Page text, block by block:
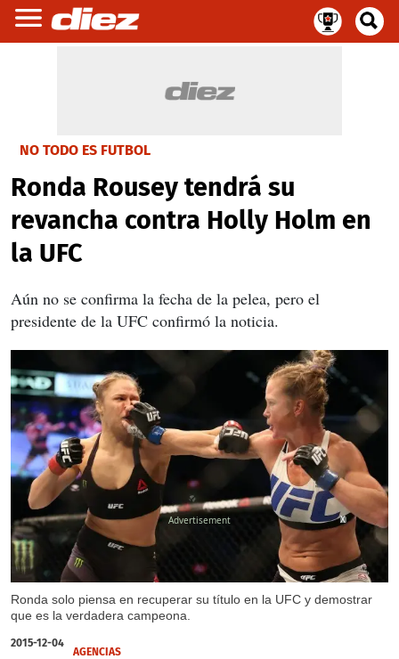
NO TODO ES FUTBOL
Ronda Rousey tendrá su
revancha contra Holly Holm en
la UFC
Aún no se confirma la fecha de la pelea, pero el
presidente de la UFC confirmó la noticia.
Ronda solo piensa en recuperar su título en la UFC y demostrar
que es la verdadera campeona.
X
2015-12-04
AGENCIAS